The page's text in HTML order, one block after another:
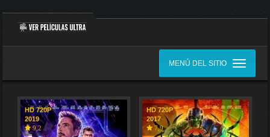
MENÚ DEL SITIO
HD 720P
2019
9,2
HD 720P
2017
7,9